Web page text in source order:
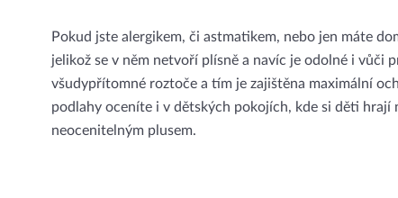
Pokud jste alergikem, či astmatikem, nebo jen máte
jelikož se v něm netvoří plísně a navíc je odolné i
všudypřítomné roztoče a tím je zajištěna maximální
podlahy oceníte i v dětských pokojích, kde si děti
neocenitelným plusem.